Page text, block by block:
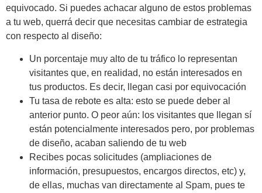
equivocado. Si puedes achacar alguno de estos problemas
a tu web, querrá decir que necesitas cambiar de estrategia
con respecto al diseño:
Un porcentaje muy alto de tu tráfico lo representan
visitantes que, en realidad, no están interesados en
tus productos. Es decir, llegan casi por equivocación
Tu tasa de rebote es alta: esto se puede deber al
anterior punto. O peor aún: los visitantes que llegan sí
están potencialmente interesados pero, por problemas
de diseño, acaban saliendo de tu web
Recibes pocas solicitudes (ampliaciones de
información, presupuestos, encargos directos, etc) y,
de ellas, muchas van directamente al Spam, pues te